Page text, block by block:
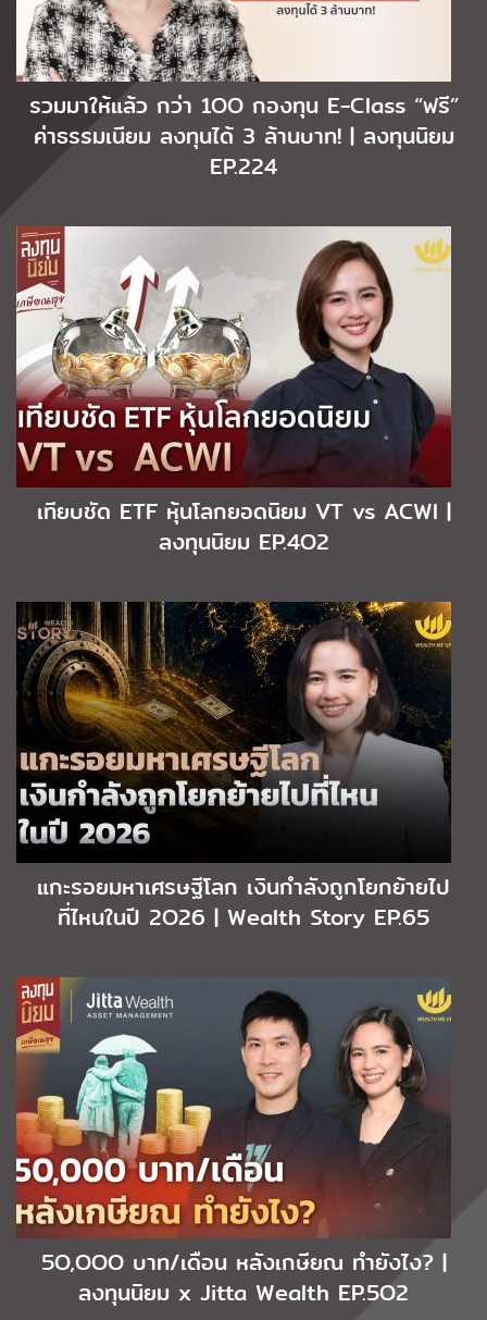
รวมมาให้แล้ว กว่า 1OO กองทุน E-Class “ฟรี”
ค่าธรรมเนียม ลงทุนได้ 3 ล้านบาท! | ลงทุนนิยม
EP.224
เทียบชัด ETF หุ้นโลกยอดนิยม VT vs ACWI |
ลงทุนนิยม EP.4O2
แกะรอยมหาเศรษฐีโลก เงินกำลังถูกโยกย้ายไป
ที่ไหนในปี 2O26 | Wealth Story EP.65
5O,OOO บาท/เดือน หลังเกษียณ ทำยังไง? |
ลงทุนนิยม x Jitta Wealth EP.5O2